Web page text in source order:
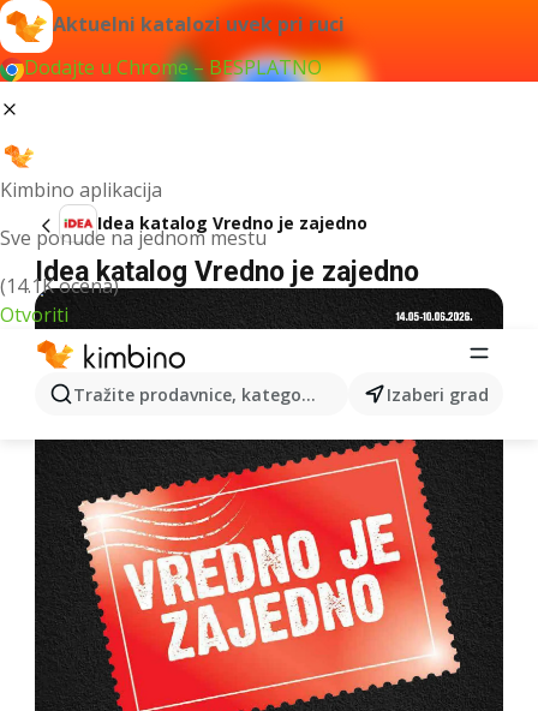
Aktuelni katalozi uvek pri ruci
Dodajte u Chrome – BESPLATNO
Kimbino aplikacija
Sve ponude na jednom mestu
(14.1K ocena)
Otvoriti
Tražite prodavnice, kategorije, proizvode...Izaberi grad
Idea katalog Vredno je zajedno
Idea katalog Vredno je zajedno